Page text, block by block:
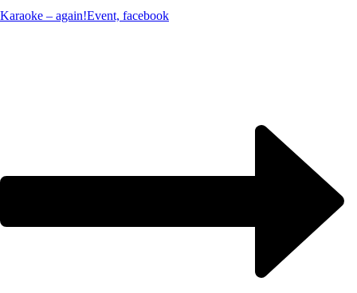
Karaoke – again!Event, facebook